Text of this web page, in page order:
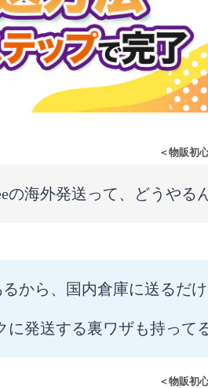
＜物販初
の海外発送って、どうやる
るから、国内倉庫に送るだ
発送する裏ワザも持って
＜物販初